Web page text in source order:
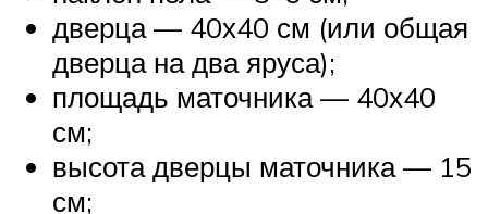
дверца — 40х40 см (или общая
дверца на два яруса);
площадь маточника — 40х40
см;
высота дверцы маточника — 15
см;